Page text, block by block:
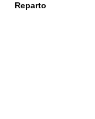
Reparto